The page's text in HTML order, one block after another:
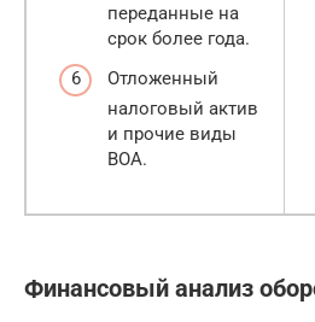
переданные на
срок более года.
Отложенный
налоговый актив
и прочие виды
ВОА.
Финансовый анализ